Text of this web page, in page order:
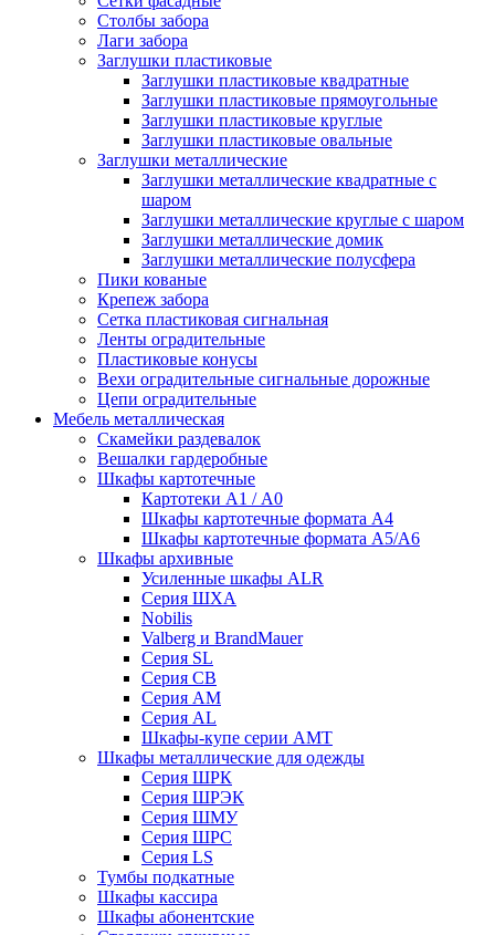
Столбы забора
Лаги забора
Заглушки пластиковые
Заглушки пластиковые квадратные
Заглушки пластиковые прямоугольные
Заглушки пластиковые круглые
Заглушки пластиковые овальные
Заглушки металлические
Заглушки металлические квадратные с
шаром
Заглушки металлические круглые с шаром
Заглушки металлические домик
Заглушки металлические полусфера
Пики кованые
Крепеж забора
Сетка пластиковая сигнальная
Ленты оградительные
Пластиковые конусы
Вехи оградительные сигнальные дорожные
Цепи оградительные
Мебель металлическая
Скамейки раздевалок
Вешалки гардеробные
Шкафы картотечные
Картотеки А1 / А0
Шкафы картотечные формата А4
Шкафы картотечные формата А5/А6
Шкафы архивные
Усиленные шкафы ALR
Серия ШХА
Nobilis
Valberg и BrandMauer
Cерия SL
Серия СВ
Серия АМ
Серия AL
Шкафы-купе серии AMT
Шкафы металлические для одежды
Серия ШРК
Серия ШРЭК
Серия ШМУ
Серия ШРС
Серия LS
Тумбы подкатные
Шкафы кассира
Шкафы абонентские